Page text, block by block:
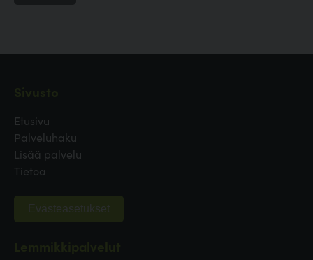
Etusivu
Palveluhaku
Lisää palvelu
Tietoa
Evästeasetukset